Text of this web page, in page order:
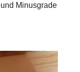
Minusgrade